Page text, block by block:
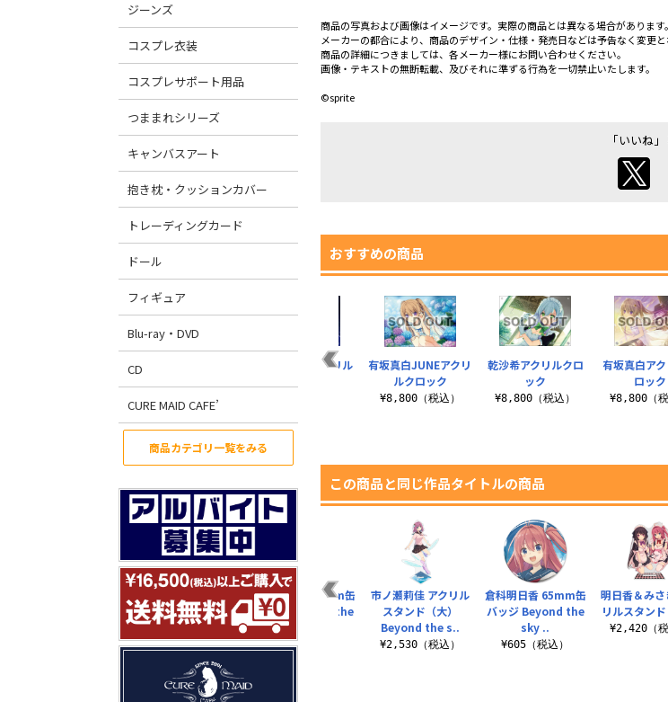
ジーンズ
コスプレ衣装
コスプレサポート用品
つままれシリーズ
キャンバスアート
抱き枕・クッションカバー
トレーディングカード
ドール
フィギュア
Blu-ray・DVD
CD
CURE MAID CAFE’
商品カテゴリ一覧をみる
商品の写真および画像はイメージです。実際の商品とは異なる場合があります。
メーカーの都合により、商品のデザイン・仕様・発売日などは予告なく変更と
商品の詳細につきましては、各メーカー様にお問い合わせください。
画像・テキストの無断転載、及びそれに準ずる行為を一切禁止いたします。
©sprite
「いいね
おすすめの商品
有坂真白ア
ロック
¥8,800（税
明日香・みさき・真
市ノ瀬莉佳アクリル
有坂真白JUNEアクリ
ルクロック
¥8,800（税込）
乾沙希アクリルクロ
ック
¥8,800（税込）
この商品と同じ作品タイトルの商品
明日香＆みさ
リルスタンド
¥2,420（税
倉科明日香 パスケー
ス（ナスカン付き）
¥1,650（税込）
市ノ瀬莉佳 65mm缶
バッジ Beyond the
¥605（税込）
市ノ瀬莉佳 アクリル
スタンド（大）
Beyond the s..
¥2,530（税込）
倉科明日香 65mm缶
バッジ Beyond the
sky ..
¥605（税込）